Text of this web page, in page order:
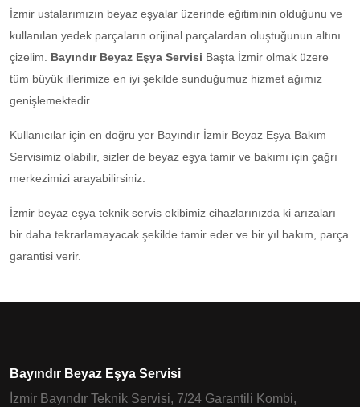
İzmir ustalarımızın beyaz eşyalar üzerinde eğitiminin olduğunu ve
kullanılan yedek parçaların orijinal parçalardan oluştuğunun altını
çizelim. Bayındır Beyaz Eşya Servisi Başta İzmir olmak üzere
tüm büyük illerimize en iyi şekilde sunduğumuz hizmet ağımız
genişlemektedir.
Kullanıcılar için en doğru yer Bayındır İzmir Beyaz Eşya Bakım
Servisimiz olabilir, sizler de beyaz eşya tamir ve bakımı için çağrı
merkezimizi arayabilirsiniz.
İzmir beyaz eşya teknik servis ekibimiz cihazlarınızda ki arızaları
bir daha tekrarlamayacak şekilde tamir eder ve bir yıl bakım, parça
garantisi verir.
Bayındır Beyaz Eşya Servisi
İzmir Bayındır Teknik Servisi, 7/24 Garantili Kombi,